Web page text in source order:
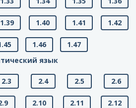
1.39 1.40 1.41 1.42
1.46
1.47
язык
2.3 2.4 2.5 2.6
2.10 2.11 2.12